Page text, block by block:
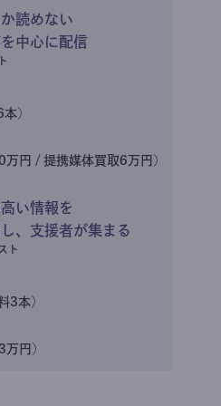
読めない
中心に配信
本)
万円 / 提携媒体買取6万円)
い情報を
、支援者が集まる
ト
3本)
万円)